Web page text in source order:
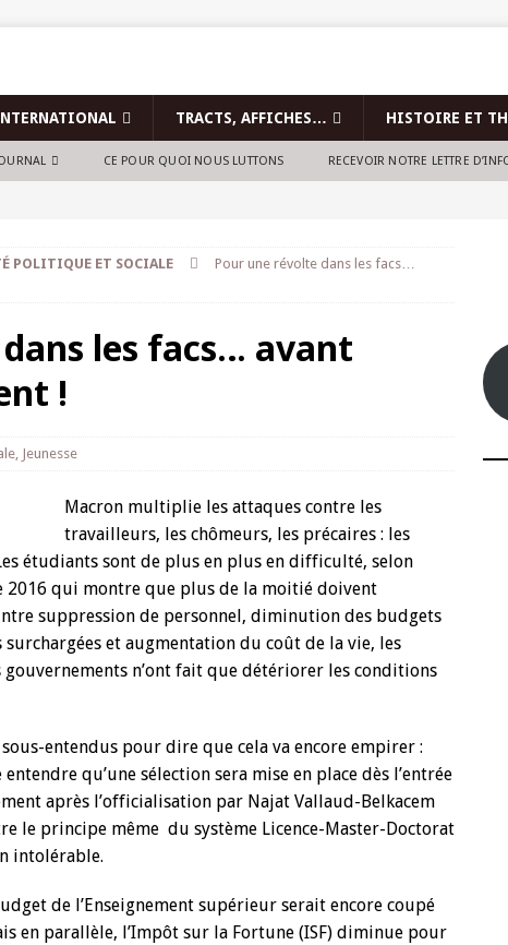
TRACTS, AFFICHES… HISTOIRE ET
CE POUR QUOI NOUS LUTTONS RECEVOIR NOTRE LETTRE
POLITIQUE ET SOCIALE
Pour une révolte dans les facs…
les facs… avant
!
, Jeunesse
Macron multiplie les attaques contre les
travailleurs, les chômeurs, les précaires : les
étudiants sont de plus en plus en difficulté, selon
2016 qui montre que plus de la moitié doivent
suppression de personnel, diminution des budgets
surchargées et augmentation du coût de la vie, les
n’ont fait que détériorer les conditions
entendus pour dire que cela va encore empirer :
qu’une sélection sera mise en place dès l’entrée
après l’officialisation par Najat Vallaud-Belkacem
le principe même du système Licence-Master-Doctorat
intolérable.
de l’Enseignement supérieur serait encore coupé
en parallèle, l’Impôt sur la Fortune (ISF) diminue pour